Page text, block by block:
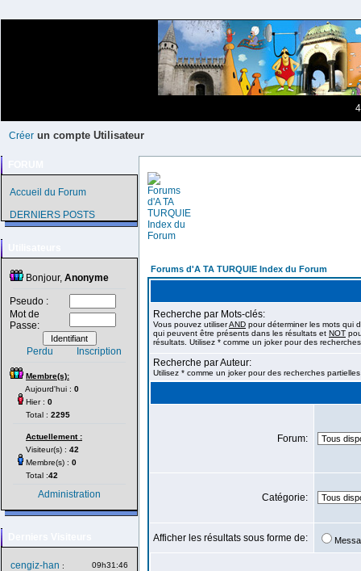
Créer un compte Utilisateur
Accueil du Forum
DERNIERS POSTS
Bonjour, Anonyme
Pseudo :
Mot de
Passe:
Perdu Inscription
Membre(s):
Aujourd'hui : 0
Hier : 0
Total : 2295
Actuellement :
Visiteur(s) : 42
Membre(s) : 0
Total :42
Administration
cengiz-han : 09h31:46
Forums d'A TA TURQUIE Index du Forum
Recherche par Mots-clés:
Vous pouvez utiliserAND pour déterminer les mots qui
qui peuvent être présents dans les résultats et NOT
résultats. Utilisez * comme un joker pour des
Recherche par Auteur:
Utilisez * comme un joker pour des recherches partielles
Forum:
Catégorie:
Afficher les résultats sous forme de: